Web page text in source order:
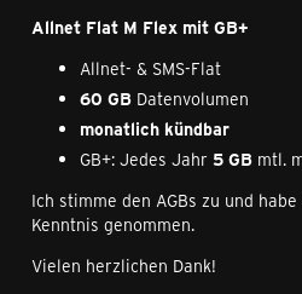
Allnet Flat M Flex mit GB+
Allnet- & SMS-Flat
60 GB Datenvolumen
monatlich kündbar
GB+: Jedes Jahr 5 GB mtl.
Ich stimme den AGBs zu und
Kenntnis genommen.
Vielen herzlichen Dank!